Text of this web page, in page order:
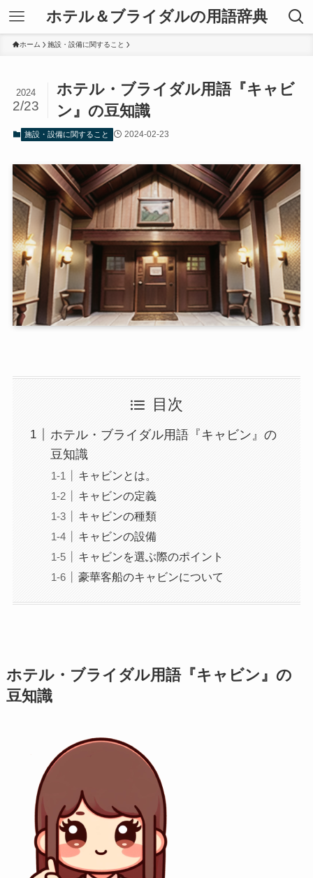
ホテル＆ブライダルの用語辞典
ホーム 施設・設備に関すること
ホテル・ブライダル用語『キャビ
ン』の豆知識
2024
2/23
施設・設備に関すること 2024-02-23
目次
ホテル・ブライダル用語『キャビン』の
豆知識
キャビンとは。
キャビンの定義
キャビンの種類
キャビンの設備
キャビンを選ぶ際のポイント
豪華客船のキャビンについて
ホテル・ブライダル用語『キャビン』の
豆知識